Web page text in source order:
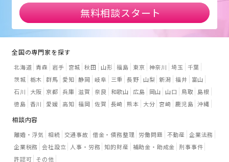
無料相談スタート
全国の専門家を探す
北海道 青森 岩手 宮城 秋田 山形 福島 東京 神奈川 埼玉
千葉
茨城 栃木 群馬 愛知 静岡 岐阜 三重 長野 山梨 新潟 福井
富山
石川
大阪 京都 兵庫 滋賀 奈良 和歌山 広島 岡山 山口 鳥取
島根
徳島 香川 愛媛 高知 福岡 佐賀 長崎 熊本 大分 宮崎 鹿児島 沖縄
相談内容
離婚・浮気 相続 交通事故 借金・債務整理 労働問題 不動産 企業法務
企業税務 会社設立 人事・労務 知的財産 補助金・助成金 刑事事件
許認可 その他